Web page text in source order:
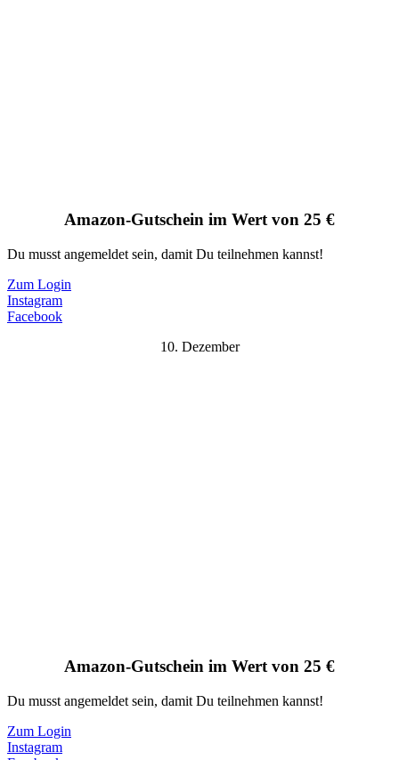
Amazon-Gutschein im Wert von 25 €
Du musst angemeldet sein, damit Du teilnehmen kannst!
Zum Login
Instagram
Facebook
10. Dezember
Amazon-Gutschein im Wert von 25 €
Du musst angemeldet sein, damit Du teilnehmen kannst!
Zum Login
Instagram